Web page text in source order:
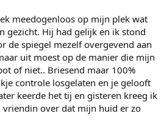
meedogenloos op mijn plek wat
gezicht. Hij had gelijk en ik stond
de spiegel mezelf overgevend aan
uit moest op de manier die mijn
of niet.. Briesend maar 100%
controle losgelaten en je gelooft
keerde het tij en gisteren kreeg ik
over dat mijn huid er zo